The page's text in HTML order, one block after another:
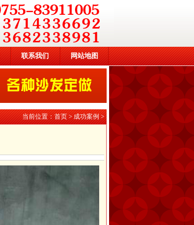
联系我们 网站地图
当前位置：首页>成功案例>